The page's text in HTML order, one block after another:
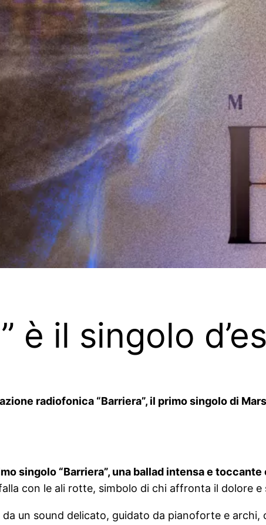
è il singolo
radiofonica “Barriera”, il primo singolo di
singolo “Barriera”, una ballad intensa e
con le ali rotte, simbolo di chi affronta il dolore e
un sound delicato, guidato da pianoforte e